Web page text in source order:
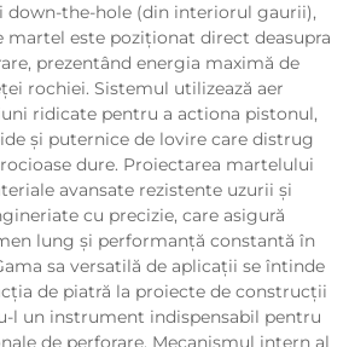
down-the-hole (din interiorul gaurii),
martel este poziționat direct deasupra
prezentând energia maximă de
rochiei. Sistemul utilizează aer
ridicate pentru a actiona pistonul,
și puternice de lovire care distrug
dure. Proiectarea martelului
avansate rezistente uzurii și
cu precizie, care asigură
lung și performanță constantă în
sa versatilă de aplicații se întinde
de piatră la proiecte de construcții
l un instrument indispensabil pentru
de perforare. Mecanismul intern al